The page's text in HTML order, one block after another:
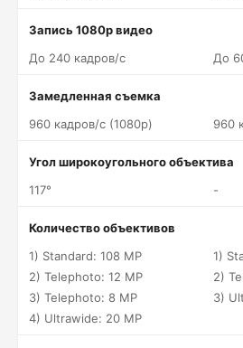
Запись 1080p видео
До 240 кадров/c
До
Замедленная съемка
960 кадров/c (1080p)
960
Угол широкоугольного объектива
117°
-
Количество объективов
1) Standard: 108 MP
2) Telephoto: 12 MP
3) Telephoto: 8 MP
4) Ultrawide: 20 MP
1)
2)
3)